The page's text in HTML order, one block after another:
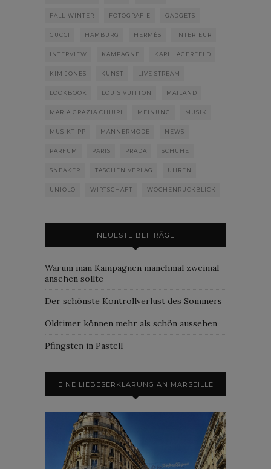
FALL-WINTER FOTOGRAFIE GADGETS
GUCCI HAMBURG HERMÈS INTERIEUR
INTERVIEW KAMPAGNE KARL LAGERFELD
KIM JONES KUNST LIVE STREAM
LOOKBOOK LOUIS VUITTON MAILAND
MARIA GRAZIA CHIURI MEINUNG MUSIK
MUSIKTIPP MÄNNERMODE NEWS
PARFUM PARIS PRADA SCHUHE
SNEAKER TASCHEN VERLAG UHREN
UNIQLO WIRTSCHAFT WOCHENRÜCKBLICK
NEUESTE BEITRÄGE
Warum man Kampagnen manchmal zweimal
ansehen sollte
Der schönste Kontrollverlust des Sommers
Oldtimer können mehr als schön aussehen
Pfingsten in Pastell
EINE LIEBESERKLÄRUNG AN MARSEILLE